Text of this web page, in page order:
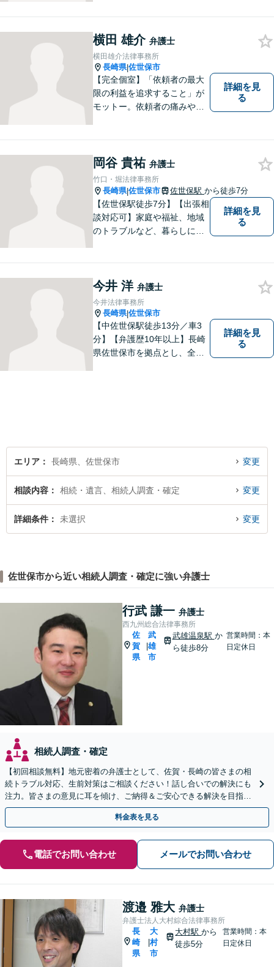
横田 雄介 弁護士
横田雄介法律事務所
長崎県|佐世保市
【完全個室】「依頼者の最大
限の利益を追求すること」が
モットー。依頼者の痛みや苦
プの手続きが可能◎【駐車場
あり】
詳細を見
る
岡谷 貴祐 弁護士
竹口・堀法律事務所
長崎県|佐世保市 佐世保駅 から徒歩7分
【佐世保駅徒歩7分】【出張相
談対応可】家庭や福祉、地域
のトラブルなど、暮らしに根
寧にお話を伺うことを大切に
しています。
詳細を見
る
今井 洋 弁護士
今井法律事務所
長崎県|佐世保市
【中佐世保駅徒歩13分／車3
分】【弁護歴10年以上】長崎
県佐世保市を拠点とし、全国
い。
詳細を見
る
エリア 長崎県、佐世保市 変更
相談内容 相続・遺言、相続人調査・確定 変更
詳細条件 未選択 変更
佐世保市から近い相続人調査・確定に強い弁護士
行武 謙一 弁護士
西九州総合法律事務所
佐
賀
県
|
武
雄
市
武雄温泉駅 か
ら徒歩8分
営業時間：本
日定休日
相続人調査・確定
【初回相談無料】地元密着の弁護士として、佐賀・長崎の皆さまの相
続トラブル対応、生前対策はご相談ください！話し合いでの解決にも
注力。皆さまの意見に耳を傾け、ご納得＆ご安心できる解決を目指し
ます【当日相談可】【駐車場あり】【武雄温泉駅8分】
料金表を見る
電話でお問い合わせ メールでお問い合わせ
渡邉 雅大 弁護士
弁護士法人大村綜合法律事務所
長
崎
県
大
村
市
大村駅から
徒歩5分
営業時間：本
日定休日